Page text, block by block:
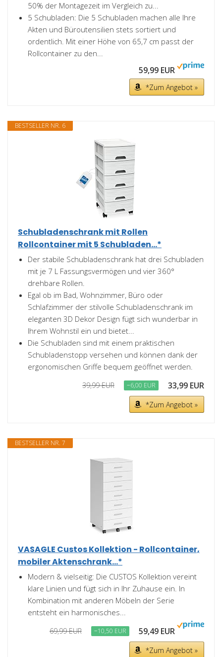
50% der Montagezeit im Vergleich zu...
5 Schubladen: Die 5 Schubladen machen alle Ihre
Akten und Büroutensilien stets sortiert und
ordentlich. Mit einer Höhe von 65,7 cm passt der
Rollcontainer zu den...
59,99 EUR
*Zum Angebot »
BESTSELLER NR. 6
Schubladenschrank mit Rollen
Rollcontainer mit 5 Schubladen...*
Der stabile Schubladenschrank hat drei Schubladen
mit je 7 L Fassungsvermögen und vier 360°
drehbare Rollen.
Egal ob im Bad, Wohnzimmer, Büro oder
Schlafzimmer der stilvolle Schubladenschrank im
eleganten 3D Dekor Design fügt sich wunderbar in
Ihrem Wohnstil ein und bietet...
Die Schubladen sind mit einem praktischen
Schubladenstopp versehen und können dank der
ergonomischen Griffe bequem geöffnet werden.
39,99 EUR −6,00 EUR 33,99 EUR
*Zum Angebot »
BESTSELLER NR. 7
VASAGLE Custos Kollektion - Rollcontainer,
mobiler Aktenschrank...*
Modern & vielseitig: Die CUSTOS Kollektion vereint
klare Linien und fügt sich in Ihr Zuhause ein. In
Kombination mit anderen Möbeln der Serie
entsteht ein harmonisches...
69,99 EUR −10,50 EUR 59,49 EUR
*Zum Angebot »